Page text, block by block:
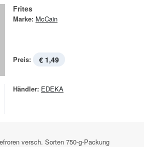
Frites
Marke: McCain
Preis: € 1,49
Händler: EDEKA
versch. Sorten 750-g-Packung